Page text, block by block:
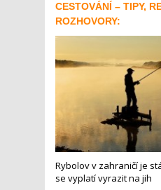
CESTOVÁNÍ – TIPY,
ROZHOVORY:
Rybolov v zahraničí je
se vyplatí vyrazit na jih